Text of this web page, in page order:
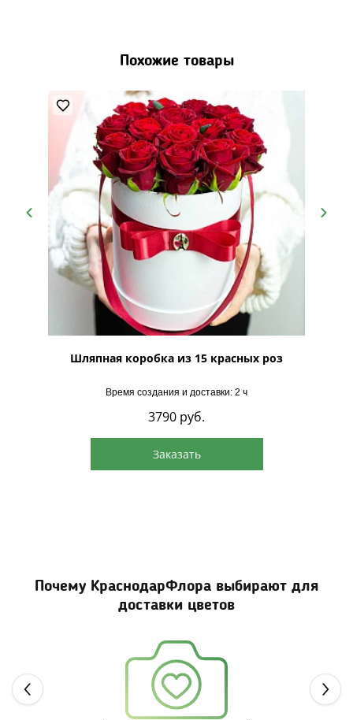
Похожие товары
Шляпная коробка из 15 красных роз
Время создания и доставки: 2 ч
3790 руб.
Заказать
Почему КраснодарФлора выбирают для
доставки цветов